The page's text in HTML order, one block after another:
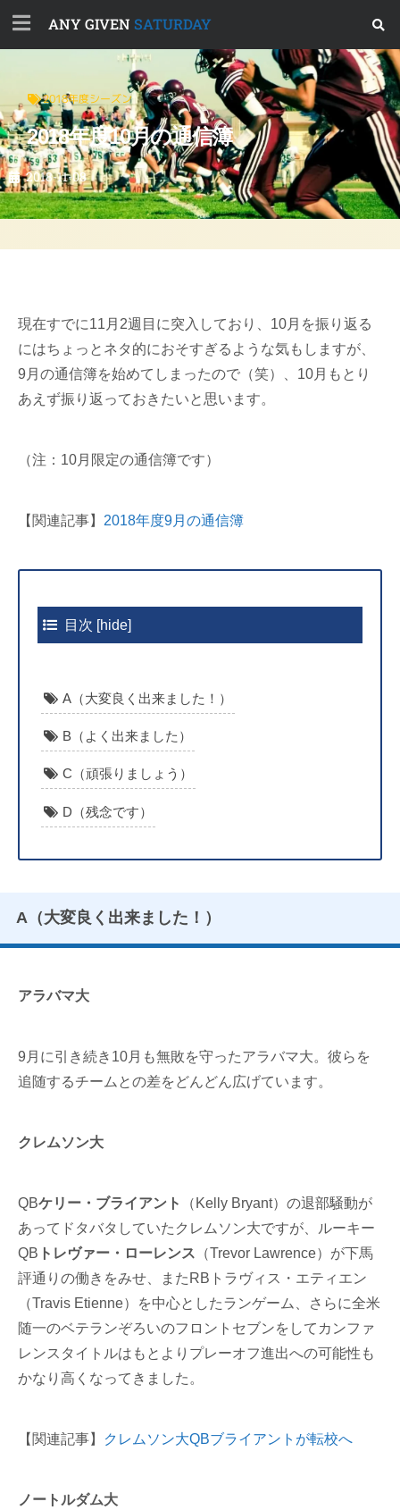
ANY GIVEN SATURDAY
2018年度シーズン
2018年度10月の通信簿
2018-11-08
現在すでに11月2週目に突入しており、10月を振り返る
にはちょっとネタ的におそすぎるような気もしますが、
9月の通信簿を始めてしまったので（笑）、10月もとり
あえず振り返っておきたいと思います。
（注：10月限定の通信簿です）
【関連記事】 2018年度9月の通信簿
目次 [hide]
A（大変良く出来ました！）
B（よく出来ました）
C（頑張りましょう）
D（残念です）
A（大変良く出来ました！）
アラバマ大
9月に引き続き10月も無敗を守ったアラバマ大。彼らを
追随するチームとの差をどんどん広げています。
クレムソン大
QBケリー・ブライアント
（Kelly Bryant）の退部騒動が
あってドタバタしていたクレムソン大ですが、ルーキー
QB トレヴァー・ローレンス （Trevor Lawrence）が下馬
評通りの働きをみせ、またRBトラヴィス・エティエン
（Travis Etienne）を中心としたランゲーム、さらに全米
随一のベテランぞろいのフロントセブンをしてカンファ
レンスタイトルはもとよりプレーオフ進出への可能性も
かなり高くなってきました。
【関連記事】 クレムソン大QBブライアントが転校へ
ノートルダム大